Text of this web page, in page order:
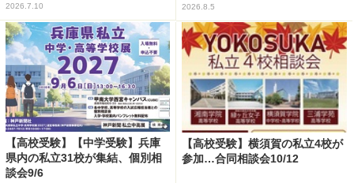
2026.7.10 2026.8.5
【高校受験】【中学受験】兵庫
県内の私立31校が集結、個別相
談会9/6
【高校受験】横須賀の私立4校が
参加…合同相談会10/12